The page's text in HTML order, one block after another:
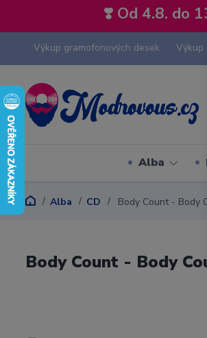
❣️ Od 4.8. do
Výkup gramofonových desek Výkup
Alba
Alba CD Body Count - Body
Body Count - Body